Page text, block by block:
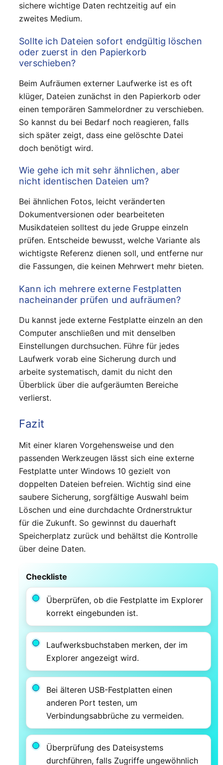
sichere wichtige Daten rechtzeitig auf ein
zweites Medium.
Sollte ich Dateien sofort endgültig löschen
oder zuerst in den Papierkorb
verschieben?
Beim Aufräumen externer Laufwerke ist es oft
klüger, Dateien zunächst in den Papierkorb oder
einen temporären Sammelordner zu verschieben.
So kannst du bei Bedarf noch reagieren, falls
sich später zeigt, dass eine gelöschte Datei
doch benötigt wird.
Wie gehe ich mit sehr ähnlichen, aber
nicht identischen Dateien um?
Bei ähnlichen Fotos, leicht veränderten
Dokumentversionen oder bearbeiteten
Musikdateien solltest du jede Gruppe einzeln
prüfen. Entscheide bewusst, welche Variante als
wichtigste Referenz dienen soll, und entferne nur
die Fassungen, die keinen Mehrwert mehr bieten.
Kann ich mehrere externe Festplatten
nacheinander prüfen und aufräumen?
Du kannst jede externe Festplatte einzeln an den
Computer anschließen und mit denselben
Einstellungen durchsuchen. Führe für jedes
Laufwerk vorab eine Sicherung durch und
arbeite systematisch, damit du nicht den
Überblick über die aufgeräumten Bereiche
verlierst.
Fazit
Mit einer klaren Vorgehensweise und den
passenden Werkzeugen lässt sich eine externe
Festplatte unter Windows 10 gezielt von
doppelten Dateien befreien. Wichtig sind eine
saubere Sicherung, sorgfältige Auswahl beim
Löschen und eine durchdachte Ordnerstruktur
für die Zukunft. So gewinnst du dauerhaft
Speicherplatz zurück und behältst die Kontrolle
über deine Daten.
Checkliste
Überprüfen, ob die Festplatte im Explorer
korrekt eingebunden ist.
Laufwerksbuchstaben merken, der im
Explorer angezeigt wird.
Bei älteren USB-Festplatten einen
anderen Port testen, um
Verbindungsabbrüche zu vermeiden.
Überprüfung des Dateisystems
durchführen, falls Zugriffe ungewöhnlich